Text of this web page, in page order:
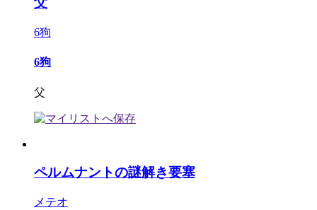
6狗
6狗
父
ペルムナントの謎解き要塞
メテオ